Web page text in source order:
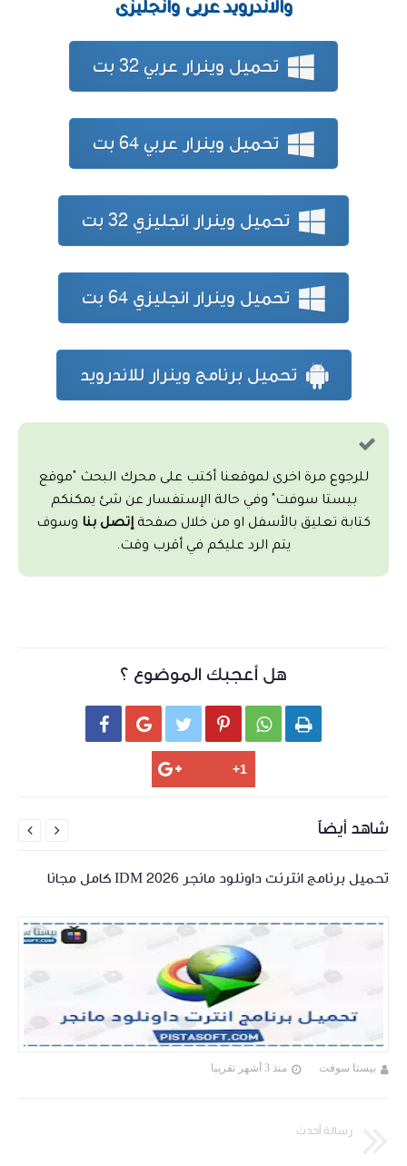
والاندرويد عربى وانجليزى
تحميل وينرار عربي 32 بت
تحميل وينرار عربي 64 بت
تحميل وينرار انجليزي 32 بت
تحميل وينرار انجليزي 64 بت
تحميل برنامج وينرار للاندرويد
للرجوع مرة اخرى لموقعنا أكتب على محرك البحث "موقع
بيستا سوفت" وفي حالة الإستفسار عن شئ يمكنكم
كتابة تعليق بالأسفل او من خلال صفحة إتصل بنا وسوف
يتم الرد عليكم في أقرب وقت.
هل أعجبك الموضوع ؟
     
شاهد أيضاً
تحميل برنامج انترنت داونلود مانجر 2026 IDM كامل مجانا
بيستا سوفت منذ 3 أشهر تقريبا


رسالة أحدث